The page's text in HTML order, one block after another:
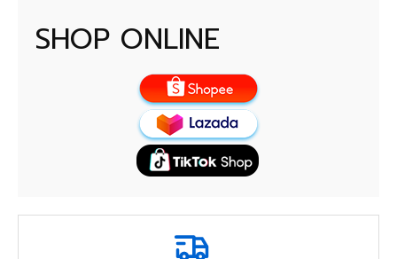
SHOP ONLINE